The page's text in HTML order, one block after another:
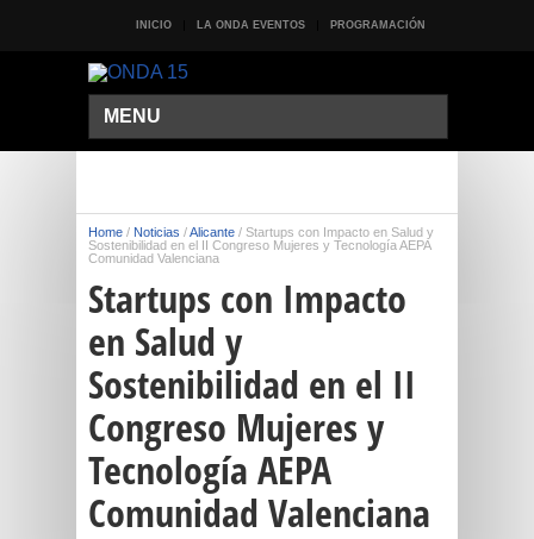
INICIO LA ONDA EVENTOS PROGRAMACIÓN
MENU
Home / Noticias /Alicante / Startups con Impacto en Salud y
Sostenibilidad en el II Congreso Mujeres y Tecnología AEPA
Comunidad Valenciana
Startups con Impacto
en Salud y
Sostenibilidad en el II
Congreso Mujeres y
Tecnología AEPA
Comunidad Valenciana